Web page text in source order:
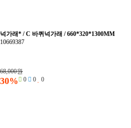
넉가래* / C 바퀴넉가래 / 660*320*1300MM
10669387
68,000원
30% 0 0 0